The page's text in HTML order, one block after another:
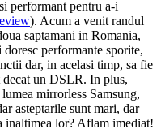
performant pentru a-i
). Acum a venit randul
saptamani in Romania,
performante sporite,
dar, in acelasi timp, sa fie
decat un DSLR. In plus,
mirrorless Samsung,
asteptarile sunt mari, dar
inaltimea lor? Aflam imediat!